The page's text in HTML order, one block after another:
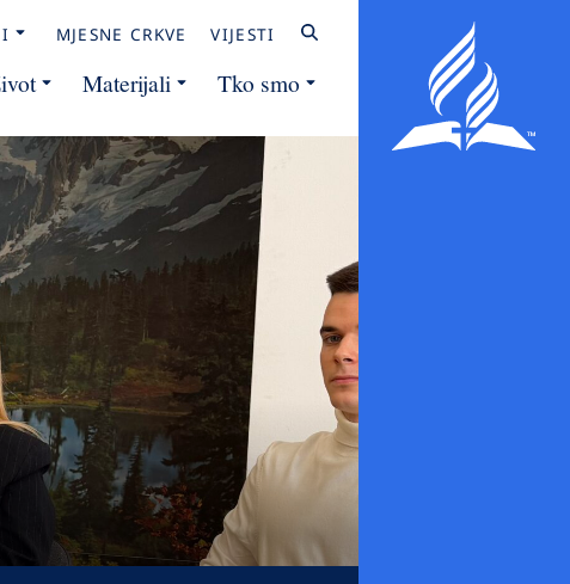
MJESNE CRKVE VIJESTI
Materijali Tko smo